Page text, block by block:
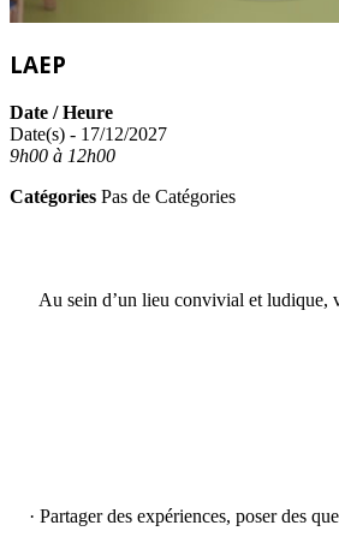
LAEP
Date / Heure
Date(s) - 17/12/2027
9h00 à 12h00
Catégories Pas de Catégories
Au sein d’un lieu convivial et ludique,
· Partager des expériences, poser des